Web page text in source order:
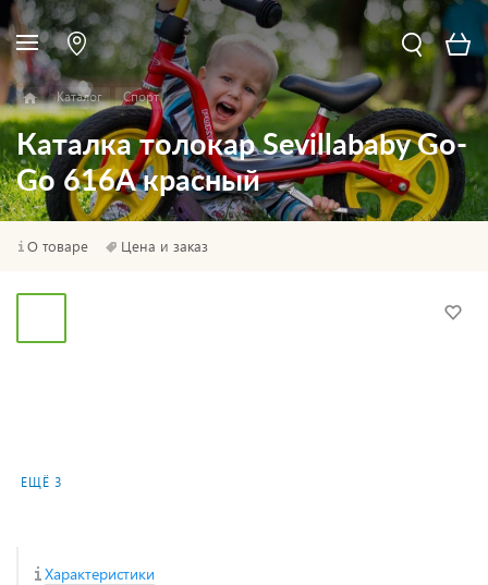
Каталог Спорт
Каталка толокар Sevillababy Go-
Go 616A красный
О товаре Цена и заказ
ЕЩЁ 3
Характеристики